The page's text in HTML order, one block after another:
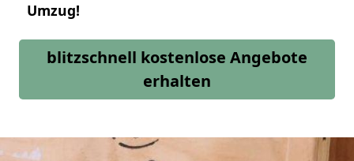
Umzug!
blitzschnell kostenlose Angebote
erhalten